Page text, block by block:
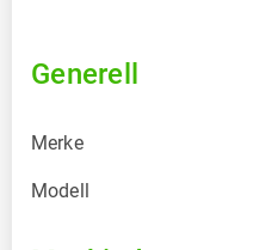
Generell
Merke
Modell